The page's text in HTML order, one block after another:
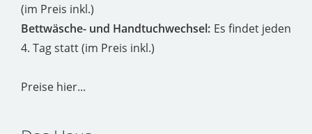
(im Preis inkl.)
Bettwäsche- und Handtuchwechsel: Es findet jeden
4. Tag statt (im Preis inkl.)
Preise hier...